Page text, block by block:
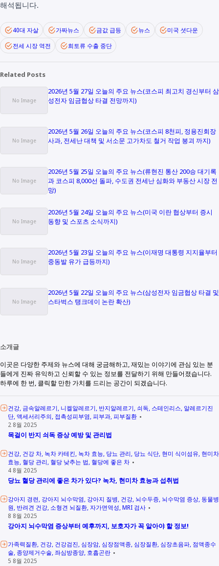
해석됩니다.
40대 자살 가짜뉴스 금값 급등 뉴스
미국 셧다운
전세 시장 역전
희토류 수출 중단
Related Posts
2026년 5월 27일 오늘의 주요 뉴스(코스피 최고치 경신부터 삼
성전자 임금협상 타결 전망까지)
2026년 5월 26일 오늘의 주요 뉴스(코스피 8천피, 정용진회장
사과, 전세난 대책 및 서소문 고가차도 철거 작업 붕괴 까지)
2026년 5월 25일 오늘의 주요 뉴스(류현진 통산 200승 대기록
과 코스피 8,000선 돌파, 수도권 전세난 심화와 부동산 시장 전
망)
2026년 5월 24일 오늘의 주요 뉴스(미국 이란 협상부터 증시
동향 및 스포츠 소식까지)
2026년 5월 23일 오늘의 주요 뉴스(이재명 대통령 지지율부터
중동발 유가 급등까지)
2026년 5월 22일 오늘의 주요 뉴스(삼성전자 임금협상 타결 및
스타벅스 탱크데이 논란 확산)
소개글
이곳은 다양한 주제와 뉴스에 대해 궁금해하고, 재밌는 이야기에 관심 있는 분
들에게 진짜 유익하고 신뢰할 수 있는 정보를 전달하기 위해 만들어졌습니다.
하루에 한 번, 클릭할 만한 가치를 드리는 공간이 되겠습니다.
건강 금속알레르기 니켈알레르기 반지알레르기 쇠독 스테인리스 알레르기진
단 액세서리주의 접촉성피부염 피부과 피부질환
2 8월 2025
목걸이 반지 쇠독 증상 예방 및 관리법
건강 건강 차 녹차 카테킨 녹차 효능 당뇨 관리 당뇨 식단 현미 식이섬유 현미차
효능 혈당 관리 혈당 낮추는 법 혈당에 좋은 차
4 8월 2025
당뇨 혈당 관리에 좋은 차가 있다? 녹차, 현미차 효능과 섭취법
강아지 경련 강아지 뇌수막염 강아지 질병 건강 뇌수두증 뇌수막염 증상 동물병
원 반려견 건강 소형견 뇌질환 자가면역성 MRI 검사
8 8월 2025
강아지 뇌수막염 증상부터 예후까지, 보호자가 꼭 알아야 할 정보!
가족력질환 건강 건강검진 심장암 심장점액종 심장질환 심장초음파 점액종수
술 종양제거수술 좌심방종양 호흡곤란
5 8월 2025